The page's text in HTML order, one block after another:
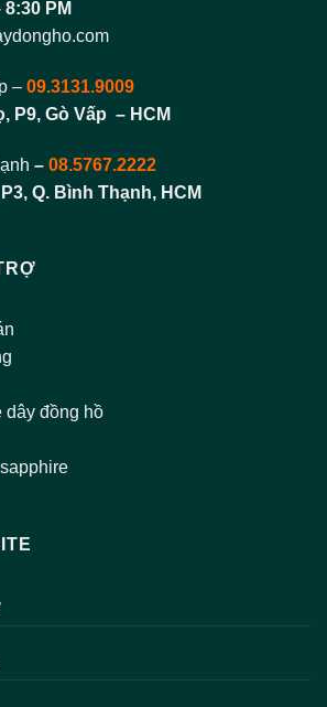
8:30 PM
– 09.3131.9009
P9, Gò Vấp – HCM
– 08.5767.2222
Q. Bình Thạnh, HCM
dây đồng hồ